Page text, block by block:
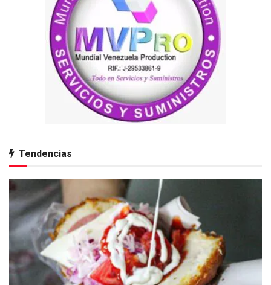
Tendencias